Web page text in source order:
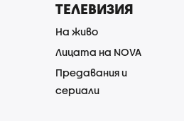
ТЕЛЕВИЗИЯ
На живо
Лицата на NOVA
Предавания и
сериали